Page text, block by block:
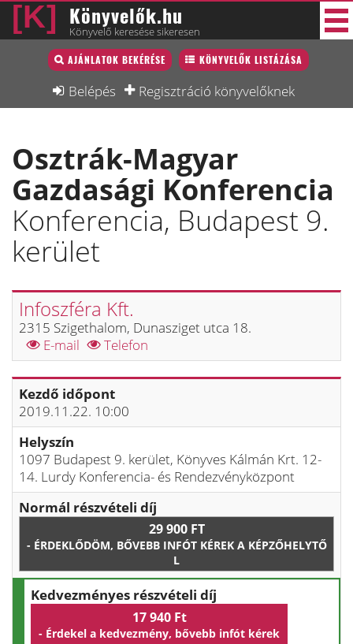
Könyvelők.hu
Könyvelő keresése sikeresen
AJÁNLATOK BEKÉRÉSE KÖNYVELŐK LISTÁZÁSA
Belépés Regisztráció könyvelőknek
Könyvelő lista
Könyvelési munkák
Interjú
Blog
Állás
Képzésnaptár
Osztrák-Magyar
Gazdasági Konferencia
Konferencia, Budapest 9.
kerület
Infoszféra Kft.
2315 Szigethalom, Dunasziget utca 18.
E-mail
Telefon
Kezdő időpont
2019.11.22. 10:00
Helyszín
1097 Budapest 9. kerület, Könyves Kálmán Krt. 12-
14. Lurdy Konferencia- és Rendezvényközpont
Normál részvételi díj
29 900 FT
- ÉRDEKLŐDÖM, BŐVEBB INFÓT KÉREK A KÉPZŐHELYTŐ
L
Kedvezményes részvételi díj
17 940 Ft
- Érdekel a kedvezmény, bővebb infót kérek